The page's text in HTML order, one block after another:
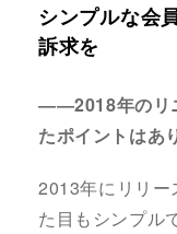
シンプルな会
訴求を
――2018年のリ
たポイントはあ
2013年にリリー
た目もシンプル